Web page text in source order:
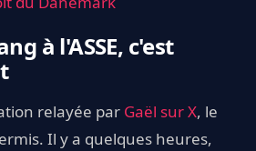
à l'ASSE, c'est
relayée par Gaël sur X, le
Il y a quelques heures,